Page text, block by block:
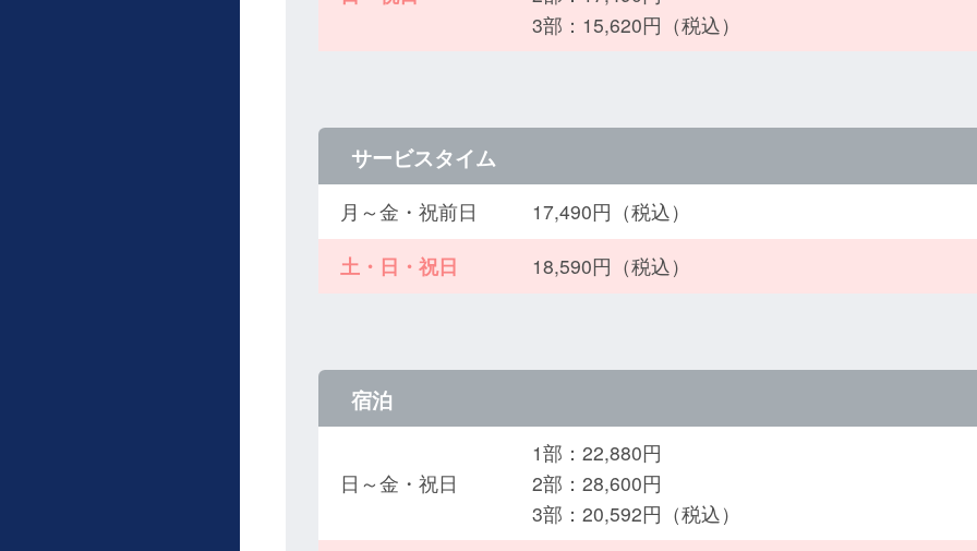
3部：15,620円（税込）
サービスタイム
月～金・祝前日
17,490円（税込）
土・日・祝日
18,590円（税込）
宿泊
日～金・祝日
1部：22,880円
2部：28,600円
3部：20,592円（税込）